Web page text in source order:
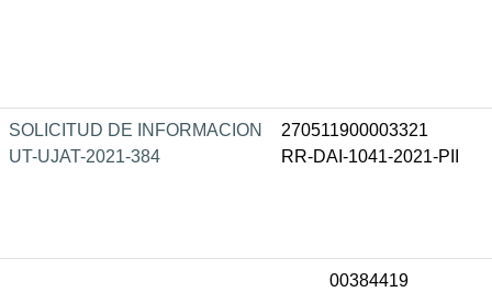
SOLICITUD DE INFORMACION
UT-UJAT-2021-384
270511900003321
RR-DAI-1041-2021-PII
00384419